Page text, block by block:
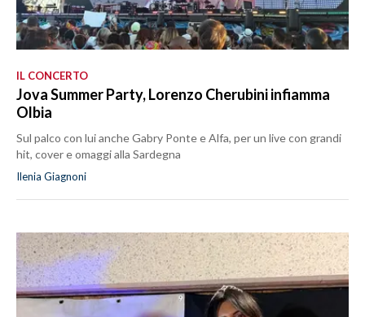
IL CONCERTO
Jova Summer Party, Lorenzo Cherubini infiamma
Olbia
Sul palco con lui anche Gabry Ponte e Alfa, per un live con grandi
hit, cover e omaggi alla Sardegna
Ilenia Giagnoni